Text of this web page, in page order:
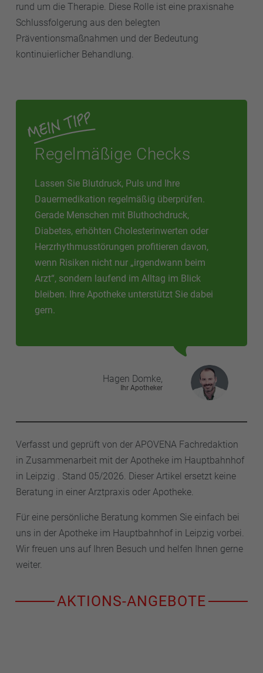
rund um die Therapie. Diese Rolle ist eine praxisnahe
Schlussfolgerung aus den belegten
Präventionsmaßnahmen und der Bedeutung
kontinuierlicher Behandlung.
Regelmäßige Checks
Lassen Sie Blutdruck, Puls und Ihre
Dauermedikation regelmäßig überprüfen.
Gerade Menschen mit Bluthochdruck,
Diabetes, erhöhten Cholesterinwerten oder
Herzrhythmusstörungen profitieren davon,
wenn Risiken nicht nur „irgendwann beim
Arzt“, sondern laufend im Alltag im Blick
bleiben. Ihre Apotheke unterstützt Sie dabei
gern.
Hagen Domke,
Ihr Apotheker
Verfasst und geprüft von der APOVENA Fachredaktion
in Zusammenarbeit mit der Apotheke im Hauptbahnhof
in Leipzig . Stand 05/2026. Dieser Artikel ersetzt keine
Beratung in einer Arztpraxis oder Apotheke.
Für eine persönliche Beratung kommen Sie einfach bei
uns in der Apotheke im Hauptbahnhof in Leipzig vorbei.
Wir freuen uns auf Ihren Besuch und helfen Ihnen gerne
weiter.
AKTIONS-ANGEBOTE